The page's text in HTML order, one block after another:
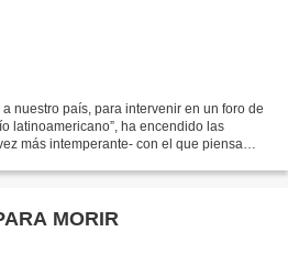
nuestro país, para intervenir en un foro de
latinoamericano”, ha encendido las
más intemperante- con el que piensa
MORIR